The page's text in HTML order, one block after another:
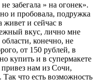
забегала » на огонек».
и пробовала, подружка
живет и сейчас в
вкус, лично мне
конечно, не
от 150 рублей, в
купить и в супермакете
нам из Сочи,
что есть возможность